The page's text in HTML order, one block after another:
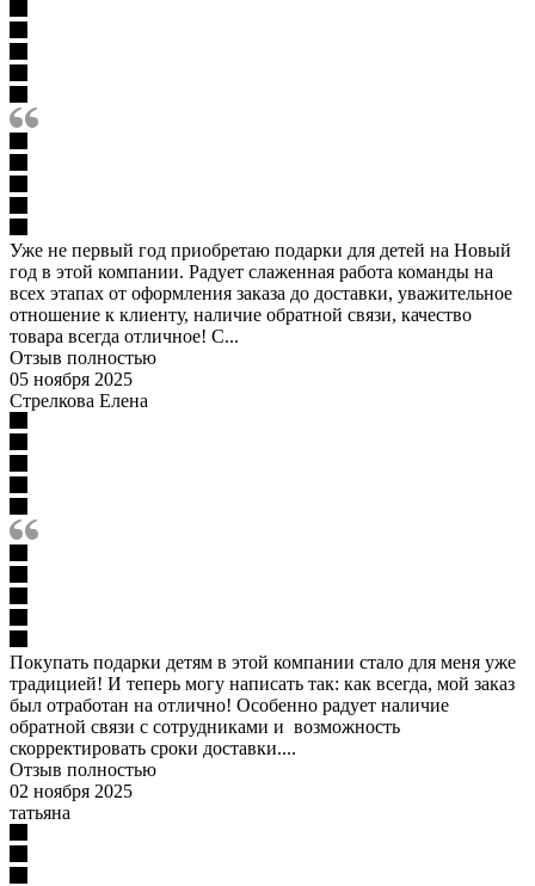
Уже не первый год приобретаю подарки для детей на Новый
год в этой компании. Радует слаженная работа команды на
всех этапах от оформления заказа до доставки, уважительное
отношение к клиенту, наличие обратной связи, качество
товара всегда отличное! С...
Отзыв полностью
05 ноября 2025
Стрелкова Елена
Покупать подарки детям в этой компании стало для меня уже
традицией! И теперь могу написать так: как всегда, мой заказ
был отработан на отлично! Особенно радует наличие
обратной связи с сотрудниками и возможность
скорректировать сроки доставки....
Отзыв полностью
02 ноября 2025
татьяна